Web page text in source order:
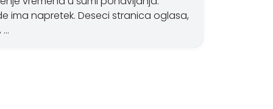
ima napretek. Deseci stranica oglasa,
…